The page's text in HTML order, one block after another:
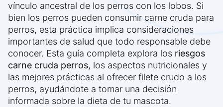
vínculo ancestral de los perros con los lobos. Si
bien los perros pueden consumir carne cruda para
perros, esta práctica implica consideraciones
importantes de salud que todo responsable debe
conocer. Esta guía completa explora los riesgos
carne cruda perros, los aspectos nutricionales y
las mejores prácticas al ofrecer filete crudo a los
perros, ayudándote a tomar una decisión
informada sobre la dieta de tu mascota.